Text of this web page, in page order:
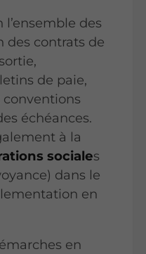
des
des contrats de
de paie,
échéances.
à la
sociales
dans le
en
en